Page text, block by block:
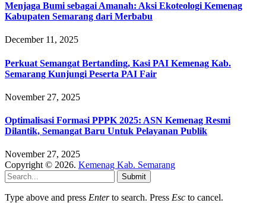
Menjaga Bumi sebagai Amanah: Aksi Ekoteologi Kemenag
Kabupaten Semarang dari Merbabu
December 11, 2025
Perkuat Semangat Bertanding, Kasi PAI Kemenag Kab.
Semarang Kunjungi Peserta PAI Fair
November 27, 2025
Optimalisasi Formasi PPPK 2025: ASN Kemenag Resmi
Dilantik, Semangat Baru Untuk Pelayanan Publik
November 27, 2025
Copyright © 2026. Kemenag Kab. Semarang
Submit
Type above and press Enterto search. Press Esc to cancel.